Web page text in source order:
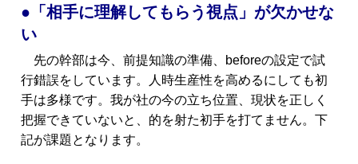
●「相手に理解してもらう視点」が欠かせな
い
先の幹部は今、前提知識の準備、beforeの設定で試
行錯誤をしています。人時生産性を高めるにしても初
手は多様です。我が社の今の立ち位置、現状を正しく
把握できていないと、的を射た初手を打てません。下
記が課題となります。